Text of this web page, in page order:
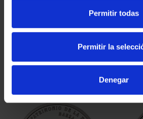
Permitir todas
Permitir la
Denegar
CIUDADES PATRIMONIO
- ALCALÁ DE HENARES